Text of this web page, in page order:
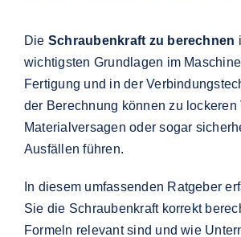
Die Schraubenkraft zu berechnen
wichtigsten Grundlagen im
Fertigung und in der
der Berechnung können zu lockeren
Materialversagen oder sogar
Ausfällen führen.
In diesem umfassenden Ratgeber
Sie die Schraubenkraft korrekt
Formeln relevant sind und wie